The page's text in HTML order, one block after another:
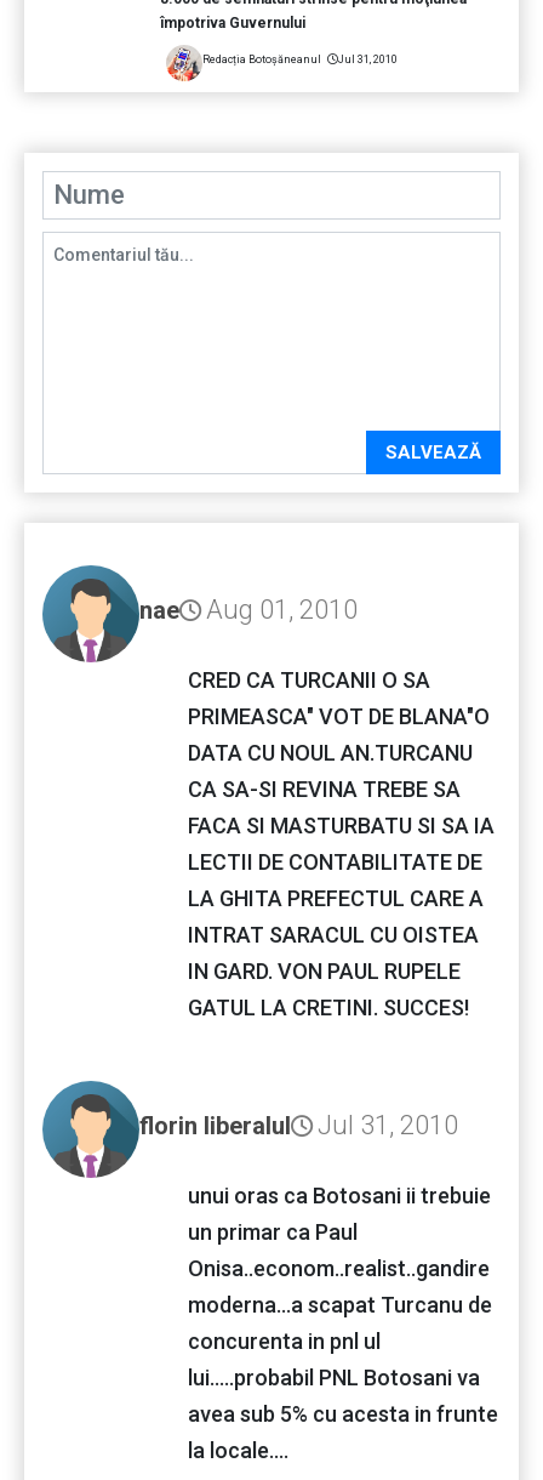
împotriva Guvernului
Redacția Botoșăneanul Jul 31, 2010
SALVEAZĂ
nae Aug 01, 2010
CRED CA TURCANII O SA
PRIMEASCA" VOT DE BLANA"O
DATA CU NOUL AN.TURCANU
CA SA-SI REVINA TREBE SA
FACA SI MASTURBATU SI SA IA
LECTII DE CONTABILITATE DE
LA GHITA PREFECTUL CARE A
INTRAT SARACUL CU OISTEA
IN GARD. VON PAUL RUPELE
GATUL LA CRETINI. SUCCES!
florin liberalul Jul 31, 2010
unui oras ca Botosani ii trebuie
un primar ca Paul
Onisa..econom..realist..gandire
moderna...a scapat Turcanu de
concurenta in pnl ul
lui.....probabil PNL Botosani va
avea sub 5% cu acesta in frunte
la locale....